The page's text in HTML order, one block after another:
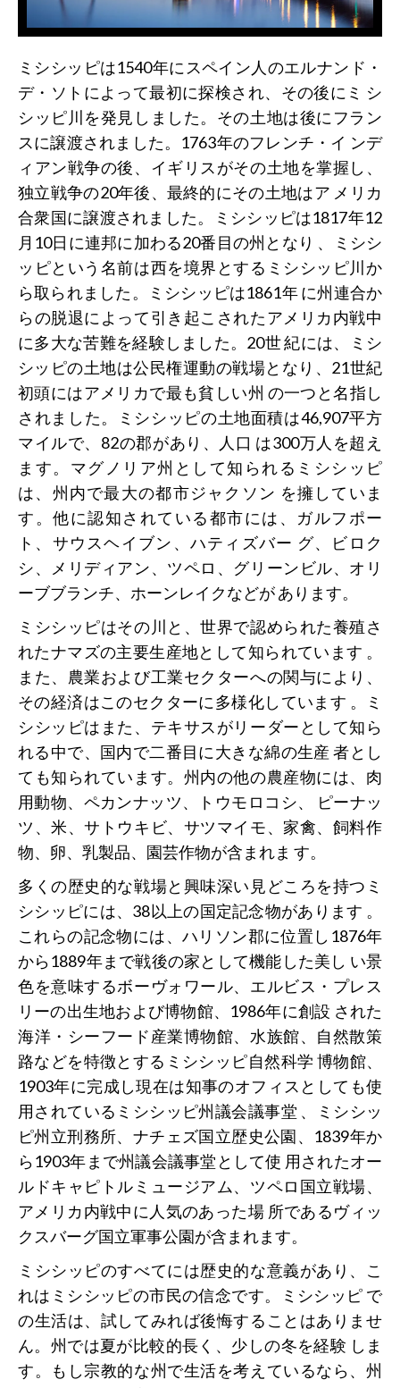
ミシシッピは1540年にスペイン人のエルナンド・
デ・ソトによって最初に探検され、その後にミ シ
シッピ川を発見しました。その土地は後にフラン
スに譲渡されました。1763年のフレンチ・イ ンデ
ィアン戦争の後、イギリスがその土地を掌握し、
独立戦争の20年後、最終的にその土地はア メリカ
合衆国に譲渡されました。ミシシッピは1817年12
月10日に連邦に加わる20番目の州となり 、ミシシ
ッピという名前は西を境界とするミシシッピ川か
ら取られました。ミシシッピは1861年 に州連合か
らの脱退によって引き起こされたアメリカ内戦中
に多大な苦難を経験しました。20世 紀には、ミシ
シッピの土地は公民権運動の戦場となり、21世紀
初頭にはアメリカで最も貧しい州 の一つと名指し
されました。ミシシッピの土地面積は46,907平方
マイルで、82の郡があり、人口 は300万人を超え
ます。マグノリア州として知られるミシシッピ
は、州内で最大の都市ジャクソン を擁していま
す。他に認知されている都市には、ガルフポー
ト、サウスヘイブン、ハティズバー グ、ビロク
シ、メリディアン、ツペロ、グリーンビル、オリ
ーブブランチ、ホーンレイクなどが あります。
ミシシッピはその川と、世界で認められた養殖さ
れたナマズの主要生産地として知られています 。
また、農業および工業セクターへの関与により、
その経済はこのセクターに多様化しています 。ミ
シシッピはまた、テキサスがリーダーとして知ら
れる中で、国内で二番目に大きな綿の生産 者とし
ても知られています。州内の他の農産物には、肉
用動物、ペカンナッツ、トウモロコシ、 ピーナッ
ツ、米、サトウキビ、サツマイモ、家禽、飼料作
物、卵、乳製品、園芸作物が含まれま す。
多くの歴史的な戦場と興味深い見どころを持つミ
シシッピには、38以上の国定記念物があります 。
これらの記念物には、ハリソン郡に位置し1876年
から1889年まで戦後の家として機能した美し い景
色を意味するボーヴォワール、エルビス・プレス
リーの出生地および博物館、1986年に創設 された
海洋・シーフード産業博物館、水族館、自然散策
路などを特徴とするミシシッピ自然科学 博物館、
1903年に完成し現在は知事のオフィスとしても使
用されているミシシッピ州議会議事堂 、ミシシッ
ピ州立刑務所、ナチェズ国立歴史公園、1839年か
ら1903年まで州議会議事堂として使 用されたオー
ルドキャピトルミュージアム、ツペロ国立戦場、
アメリカ内戦中に人気のあった場 所であるヴィッ
クスバーグ国立軍事公園が含まれます。
ミシシッピのすべてには歴史的な意義があり、こ
れはミシシッピの市民の信念です。ミシシッピ で
の生活は、試してみれば後悔することはありませ
ん。州では夏が比較的長く、少しの冬を経験 しま
す。もし宗教的な州で生活を考えているなら、州